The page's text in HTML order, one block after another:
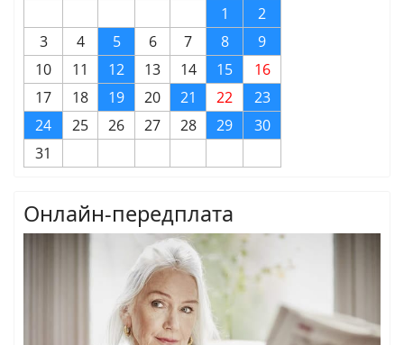
1
2
3
4 5 6 7 8
9
10
11 12 13 14 15
16
17
18 19 20 21 22
23
24
25 26 27 28 29
30
31
Онлайн-передплата